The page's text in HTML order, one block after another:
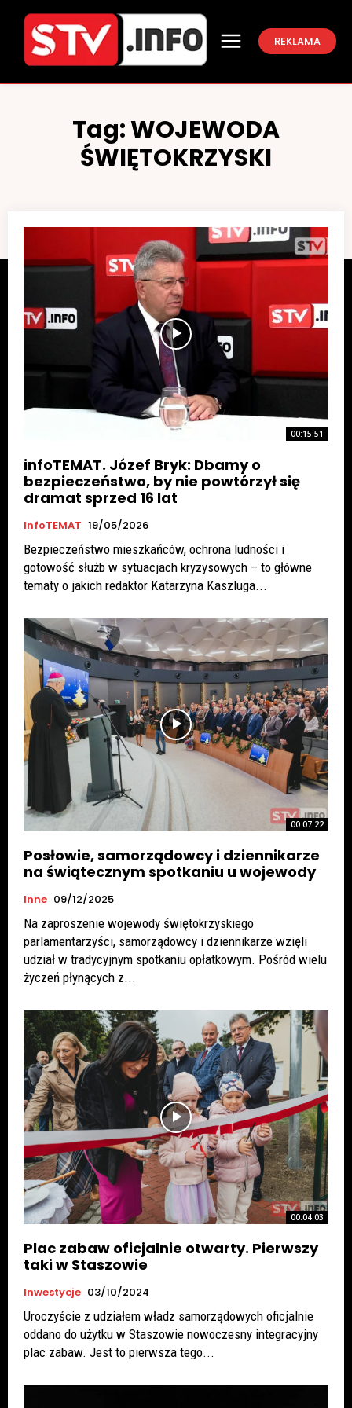
REKLAMA
Tag:WOJEWODA
ŚWIĘTOKRZYSKI
00:15:51
infoTEMAT. Józef Bryk: Dbamy o
bezpieczeństwo, by nie powtórzył się
dramat sprzed 16 lat
InfoTEMAT 19/05/2026
Bezpieczeństwo mieszkańców, ochrona ludności i
gotowość służb w sytuacjach kryzysowych – to główne
tematy o jakich redaktor Katarzyna Kaszluga...
00:07:22
Posłowie, samorządowcy i dziennikarze
na świątecznym spotkaniu u wojewody
Inne 09/12/2025
Na zaproszenie wojewody świętokrzyskiego
parlamentarzyści, samorządowcy i dziennikarze wzięli
udział w tradycyjnym spotkaniu opłatkowym. Pośród wielu
życzeń płynących z...
00:04:03
Plac zabaw oficjalnie otwarty. Pierwszy
taki w Staszowie
Inwestycje 03/10/2024
Uroczyście z udziałem władz samorządowych oficjalnie
oddano do użytku w Staszowie nowoczesny integracyjny
plac zabaw. Jest to pierwsza tego...